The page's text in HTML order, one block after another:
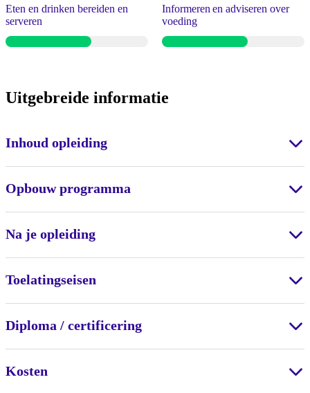
Eten en drinken bereiden en
serveren
Informeren en adviseren over
voeding
Uitgebreide informatie
Inhoud opleiding
Opbouw programma
Na je opleiding
Toelatingseisen
Diploma / certificering
Kosten